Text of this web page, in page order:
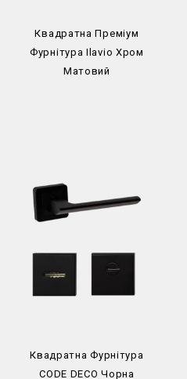
Квадратна Преміум
Фурнітура Ilavio Хром
Матовий
Квадратна Фурнітура
CODE DECO Чорна